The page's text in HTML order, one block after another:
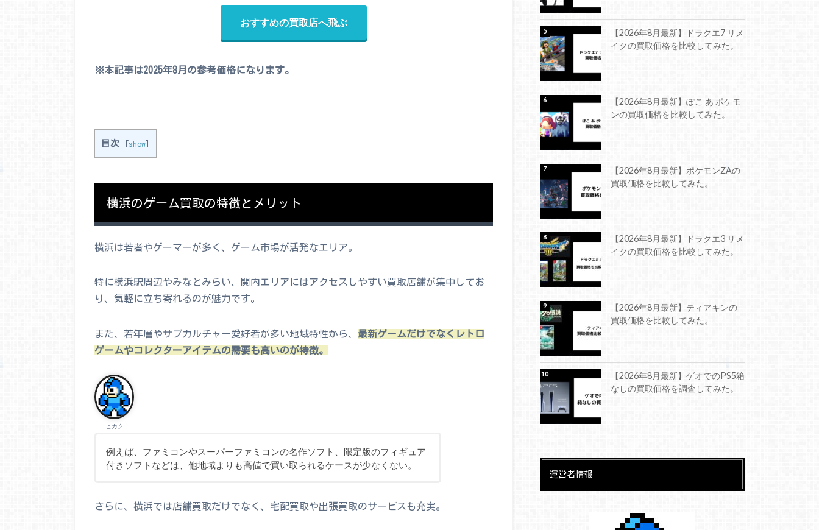
おすすめの買取店へ飛ぶ
※本記事は2025年8月の参考価格になります。
目次 [show]
横浜のゲーム買取の特徴とメリット
横浜は若者やゲーマーが多く、ゲーム市場が活発なエリア。
特に横浜駅周辺やみなとみらい、関内エリアにはアクセスしやすい買取店舗が集中してお
り、気軽に立ち寄れるのが魅力です。
また、若年層やサブカルチャー愛好者が多い地域特性から、 最新ゲームだけでなくレトロ
ゲームやコレクターアイテムの需要も高いのが特徴。
ヒカク
例えば、ファミコンやスーパーファミコンの名作ソフト、限定版のフィギュア
付きソフトなどは、他地域よりも高値で買い取られるケースが少なくない。
さらに、横浜では店舗買取だけでなく、宅配買取や出張買取のサービスも充実。
【2026年8月最新】ドラクエ7 リメ
イクの買取価格を比較してみた。
【2026年8月最新】ぽこ あ ポケモ
ンの買取価格を比較してみた。
【2026年8月最新】ポケモンZAの
買取価格を比較してみた。
【2026年8月最新】ドラクエ3 リメ
イクの買取価格を比較してみた。
【2026年8月最新】ティアキンの
買取価格を比較してみた。
【2026年8月最新】ゲオでのPS5箱
なしの買取価格を調査してみた。
運営者情報